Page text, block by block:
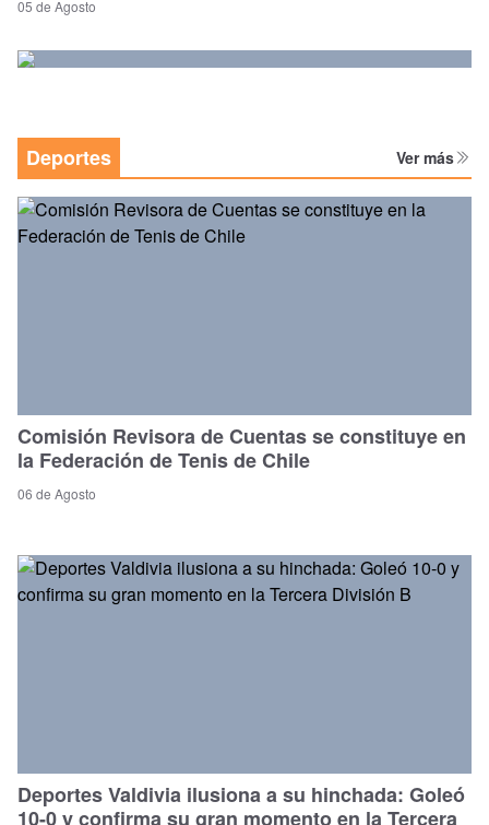
05 de Agosto
Deportes Ver más
Comisión Revisora de Cuentas se constituye en
la Federación de Tenis de Chile
06 de Agosto
Deportes Valdivia ilusiona a su hinchada: Goleó
10-0 y confirma su gran momento en la Tercera